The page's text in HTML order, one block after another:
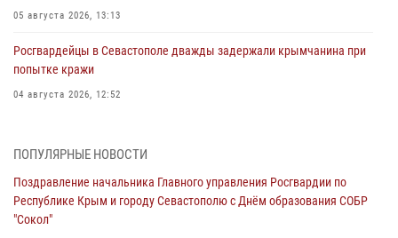
05 августа 2026, 13:13
Росгвардейцы в Севастополе дважды задержали крымчанина при
попытке кражи
04 августа 2026, 12:52
мужчину
Росгвардия в Крыму и Севастополе задержала ряд
правонарушителей
ПОПУЛЯРНЫЕ НОВОСТИ
Поздравление начальника Главного управления Росгвардии по
Республике Крым и городу Севастополю с Днём образования СОБР
"Сокол"